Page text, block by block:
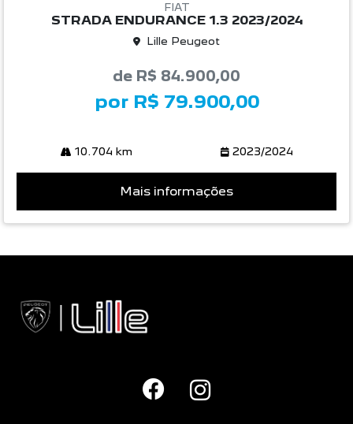
FIAT
STRADA ENDURANCE 1.3 2023/2024
Lille Peugeot
de R$ 84.900,00
por R$ 79.900,00
10.704 km 2023/2024
Mais informações